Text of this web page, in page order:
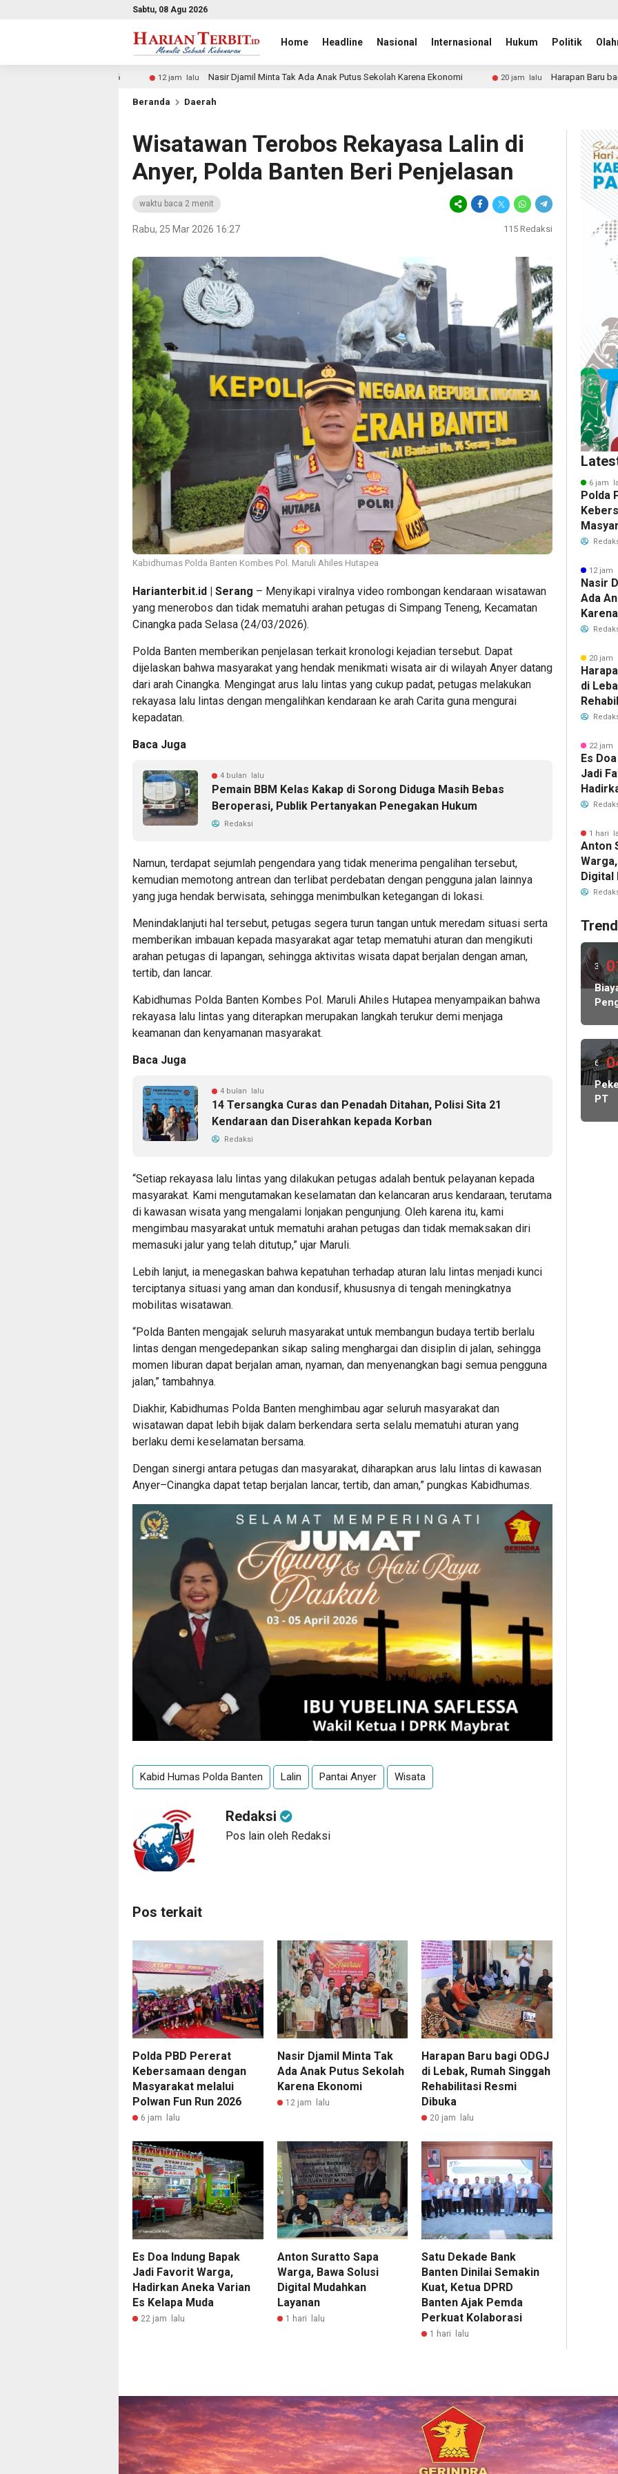
Sabtu, 08 Agu 2026
Home Headline Nasional Internasional Hukum Politik
Nasir Djamil Minta Tak Ada Anak Putus Sekolah Karena Ekonomi 20 jam lalu Harapan Baru bagi ODGJ di Lebak,
Beranda Daerah
Wisatawan Terobos Rekayasa Lalin di
Anyer, Polda Banten Beri Penjelasan
waktu baca 2 menit
Rabu, 25 Mar 2026 16:27 115 Redaksi
Kabidhumas Polda Banten Kombes Pol. Maruli Ahiles Hutapea
Harianterbit.id | Serang – Menyikapi viralnya video rombongan kendaraan wisatawan
yang menerobos dan tidak mematuhi arahan petugas di Simpang Teneng, Kecamatan
Cinangka pada Selasa (24/03/2026).
Polda Banten memberikan penjelasan terkait kronologi kejadian tersebut. Dapat
dijelaskan bahwa masyarakat yang hendak menikmati wisata air di wilayah Anyer datang
dari arah Cinangka. Mengingat arus lalu lintas yang cukup padat, petugas melakukan
rekayasa lalu lintas dengan mengalihkan kendaraan ke arah Carita guna mengurai
kepadatan.
Baca Juga
4 bulan lalu
Pemain BBM Kelas Kakap di Sorong Diduga Masih Bebas
Beroperasi, Publik Pertanyakan Penegakan Hukum
Redaksi
Namun, terdapat sejumlah pengendara yang tidak menerima pengalihan tersebut,
kemudian memotong antrean dan terlibat perdebatan dengan pengguna jalan lainnya
yang juga hendak berwisata, sehingga menimbulkan ketegangan di lokasi.
Menindaklanjuti hal tersebut, petugas segera turun tangan untuk meredam situasi serta
memberikan imbauan kepada masyarakat agar tetap mematuhi aturan dan mengikuti
arahan petugas di lapangan, sehingga aktivitas wisata dapat berjalan dengan aman,
tertib, dan lancar.
Kabidhumas Polda Banten Kombes Pol. Maruli Ahiles Hutapea menyampaikan bahwa
rekayasa lalu lintas yang diterapkan merupakan langkah terukur demi menjaga
keamanan dan kenyamanan masyarakat.
Baca Juga
4 bulan lalu
14 Tersangka Curas dan Penadah Ditahan, Polisi Sita 21
Kendaraan dan Diserahkan kepada Korban
Redaksi
“Setiap rekayasa lalu lintas yang dilakukan petugas adalah bentuk pelayanan kepada
masyarakat. Kami mengutamakan keselamatan dan kelancaran arus kendaraan, terutama
di kawasan wisata yang mengalami lonjakan pengunjung. Oleh karena itu, kami
mengimbau masyarakat untuk mematuhi arahan petugas dan tidak memaksakan diri
memasuki jalur yang telah ditutup,” ujar Maruli.
Lebih lanjut, ia menegaskan bahwa kepatuhan terhadap aturan lalu lintas menjadi kunci
terciptanya situasi yang aman dan kondusif, khususnya di tengah meningkatnya
mobilitas wisatawan.
“Polda Banten mengajak seluruh masyarakat untuk membangun budaya tertib berlalu
lintas dengan mengedepankan sikap saling menghargai dan disiplin di jalan, sehingga
momen liburan dapat berjalan aman, nyaman, dan menyenangkan bagi semua pengguna
jalan,” tambahnya.
Diakhir, Kabidhumas Polda Banten menghimbau agar seluruh masyarakat dan
wisatawan dapat lebih bijak dalam berkendara serta selalu mematuhi aturan yang
berlaku demi keselamatan bersama.
Dengan sinergi antara petugas dan masyarakat, diharapkan arus lalu lintas di kawasan
Anyer–Cinangka dapat tetap berjalan lancar, tertib, dan aman,” pungkas Kabidhumas.
Kabid Humas Polda Banten Lalin Pantai Anyer Wisata
Redaksi
Pos lain oleh Redaksi
Pos terkait
Polda PBD Pererat
Kebersamaan dengan
Masyarakat melalui
Polwan Fun Run 2026
6 jam lalu
Nasir Djamil Minta Tak
Ada Anak Putus Sekolah
Karena Ekonomi
12 jam lalu
Harapan Baru bagi ODGJ
di Lebak, Rumah Singgah
Rehabilitasi Resmi
Dibuka
20 jam lalu
Es Doa Indung Bapak
Jadi Favorit Warga,
Hadirkan Aneka Varian
Es Kelapa Muda
22 jam lalu
Anton Suratto Sapa
Warga, Bawa Solusi
Digital Mudahkan
Layanan
1 hari lalu
Satu Dekade Bank
Banten Dinilai Semakin
Kuat, Ketua DPRD
Banten Ajak Pemda
Perkuat Kolaborasi
1 hari lalu
6 jam
Polda
Polwan
12 jam
Nasir
Ada
20 jam
di
Dibuka
22 jam
Es
Jadi
Es
1 hari
Anton
Digital
3
hari
lalu
KP
6
hari
lalu
PT